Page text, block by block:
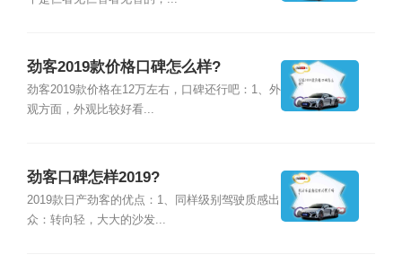
劲客2019款价格口碑怎么样?
劲客2019款价格在12万左右，口碑还行吧：1、外
观方面，外观比较好看...
劲客口碑怎样2019?
2019款日产劲客的优点：1、同样级别驾驶质感出
众：转向轻，大大的沙发...